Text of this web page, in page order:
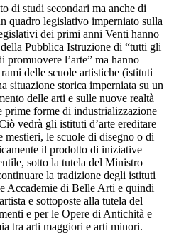
di studi secondari ma anche di
quadro legislativo imperniato sulla
dei primi anni Venti hanno
Pubblica Istruzione di “tutti gli
l’arte” ma hanno
delle scuole artistiche (istituti
situazione storica imperniata su un
delle arti e sulle nuove realtà
prime forme di industrializzazione
vedrà gli istituti d’arte ereditare
le scuole di disegno o di
il prodotto di iniziative
sotto la tutela del Ministro
la tradizione degli istituti
Accademie di Belle Arti e quindi
e sottoposte alla tutela del
e per le Opere di Antichità e
tra arti maggiori e arti minori.